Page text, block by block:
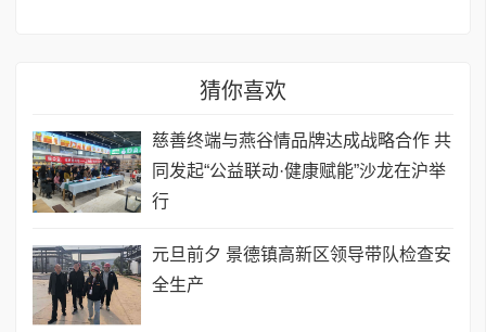
猜你喜欢
慈善终端与燕谷情品牌达成战略合作 共
同发起“公益联动·健康赋能”沙龙在沪举
行
元旦前夕 景德镇高新区领导带队检查安
全生产